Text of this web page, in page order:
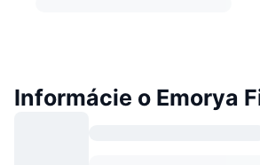
Informácie o Emorya